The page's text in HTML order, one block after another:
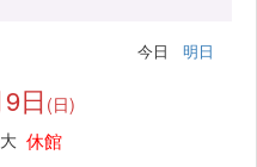
今日 明日
日 (日)
休館